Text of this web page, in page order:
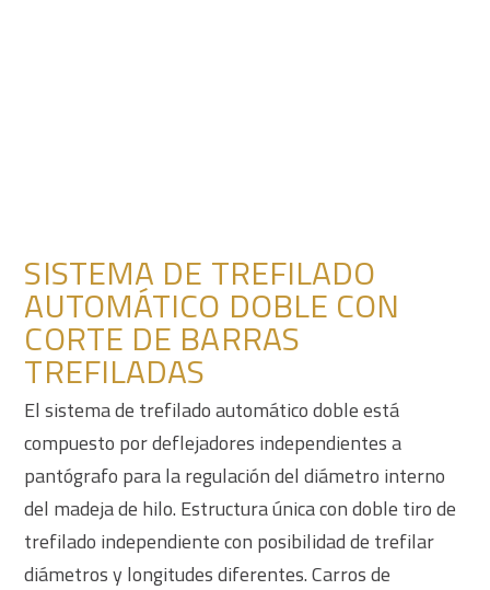
SISTEMA DE TREFILADO
AUTOMÁTICO DOBLE CON
CORTE DE BARRAS
TREFILADAS
El sistema de trefilado automático doble está
compuesto por deflejadores independientes a
pantógrafo para la regulación del diámetro interno
del madeja de hilo. Estructura única con doble tiro de
trefilado independiente con posibilidad de trefilar
diámetros y longitudes diferentes. Carros de